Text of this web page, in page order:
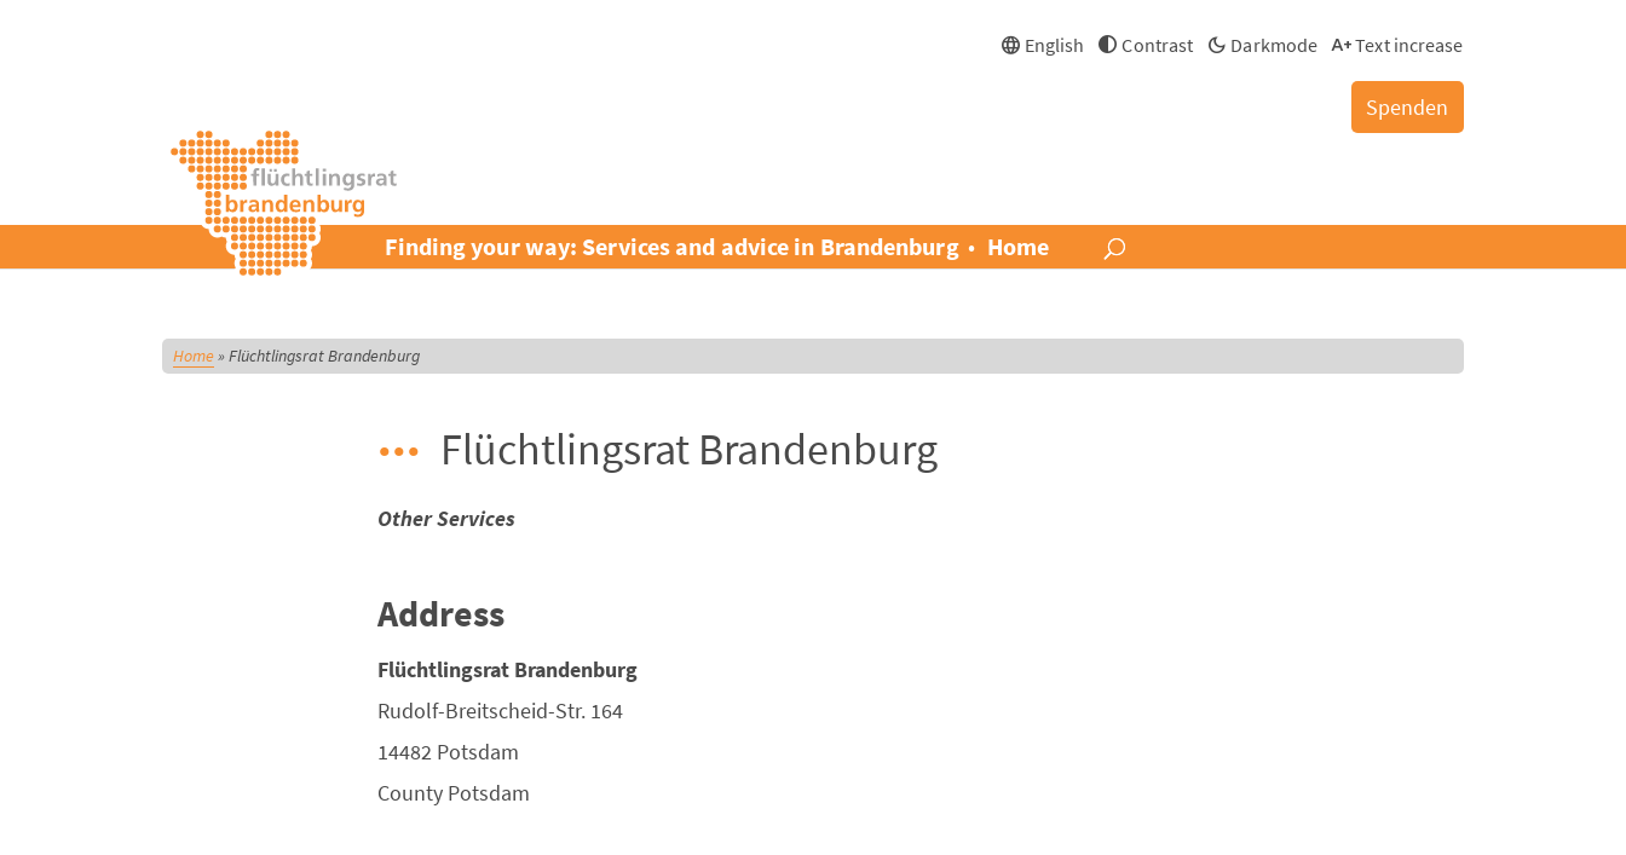
English Contrast Darkmode Text increase
Spenden
Finding your way: Services and advice in Brandenburg Home
Home»Flüchtlingsrat Brandenburg
Flüchtlingsrat Brandenburg
Other Services
Address
Flüchtlingsrat Brandenburg
Rudolf-Breitscheid-Str. 164
14482 Potsdam
County Potsdam